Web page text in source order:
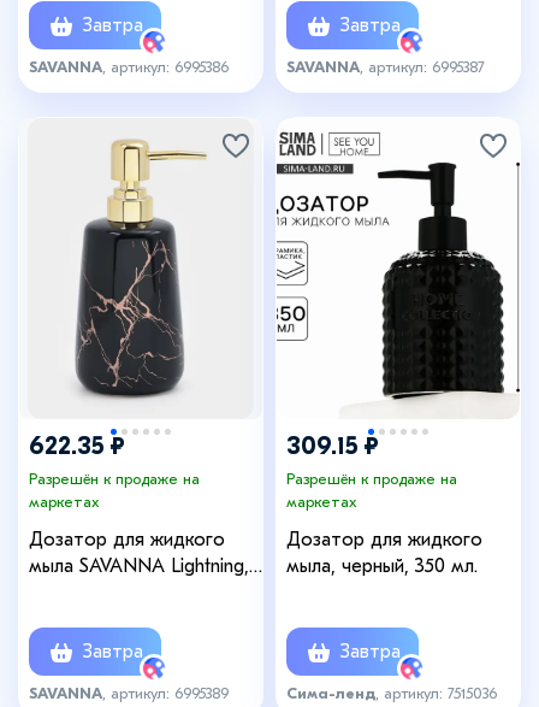
Завтра
SAVANNA , артикул: 6995386
Завтра
SAVANNA , артикул: 6995387
622.35 ₽
Разрешён к продаже на
маркетах
Дозатор для жидкого
мыла SAVANNA Lightning,
Завтра
SAVANNA , артикул: 6995389
309.15 ₽
Разрешён к продаже на
маркетах
Дозатор для жидкого
мыла, черный, 350 мл.
Завтра
Сима-ленд , артикул: 7515036